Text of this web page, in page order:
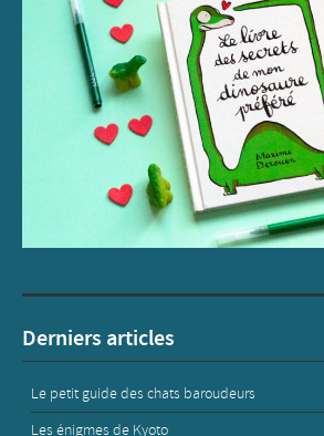
Derniers articles
Le petit guide des chats baroudeurs
Les énigmes de Kyoto